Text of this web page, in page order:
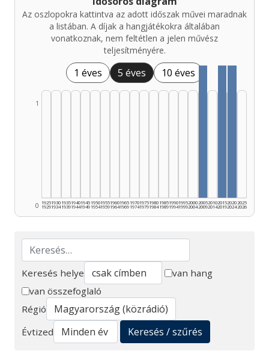
Az oszlopokra kattintva az adott időszak művei maradnak
a listában. A díjak a hangjátékokra általában
vonatkoznak, nem feltétlen a jelen művész
teljesítményére.
1 éves 5 éves 10 éves
0
1
1925
1929
1930
1934
1935
1939
1940
1944
1945
1949
1950
1954
1955
1959
1960
1964
1965
1969
1970
1974
1975
1979
1980
1984
1985
1989
1990
1994
1995
1999
2000
2004
2005
2009
2010
2014
2015
2019
2020
2024
2025
2026
Keresés
Keresés helye
van hang
van összefoglaló
Régió
Évtized
Keresés / szűrés